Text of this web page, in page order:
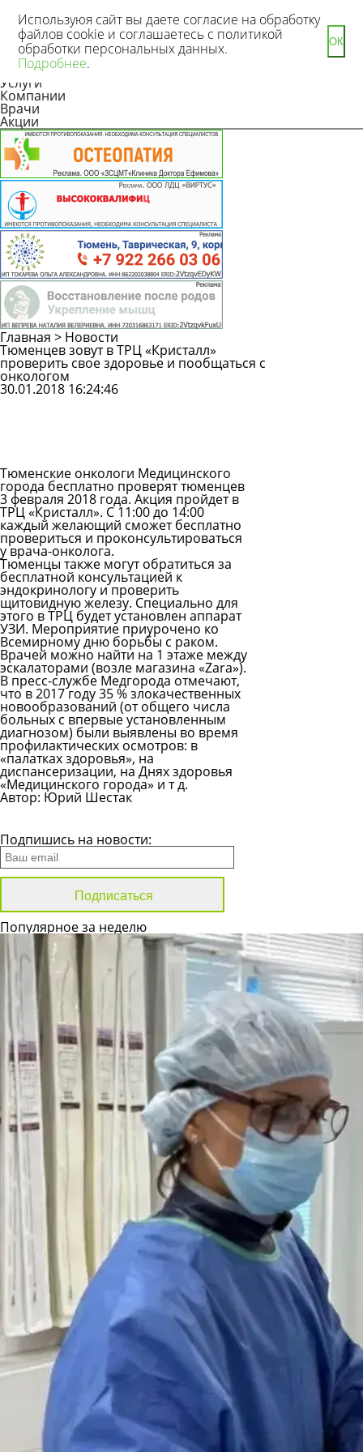
Новости
Статьи
Услуги
Компании
Врачи
Акции
Главная > Новости
Тюменцев зовут в ТРЦ «Кристалл»
проверить свое здоровье и пообщаться с
онкологом
30.01.2018 16:24:46
Тюменские онкологи Медицинского
города бесплатно проверят тюменцев
3 февраля 2018 года. Акция пройдет в
ТРЦ «Кристалл». С 11:00 до 14:00
каждый желающий сможет бесплатно
провериться и проконсультироваться
уврача-онколога.
Тюменцы также могут обратиться за
бесплатной консультацией к
эндокринологу и проверить
щитовидную железу. Специально для
этого в ТРЦ будет установлен аппарат
УЗИ. Мероприятие приурочено ко
Всемирному дню борьбы с раком.
Врачей можно найти на 1 этаже между
эскалаторами (возле магазина «Zara»).
В пресс-службе Медгорода отмечают,
что в 2017 году 35 % злокачественных
новообразований (от общего числа
больных с впервые установленным
диагнозом) были выявлены во время
профилактических осмотров: в
«палатках здоровья», на
диспансеризации, на Днях здоровья
«Медицинского города» и т д.
Автор: Юрий Шестак
Подпишись на новости:
Популярное за неделю
Используюя сайт вы даете согласие на обработку
файлов cookie и соглашаетесь с политикой
обработки персональных данных.
Подробнее.
ОК